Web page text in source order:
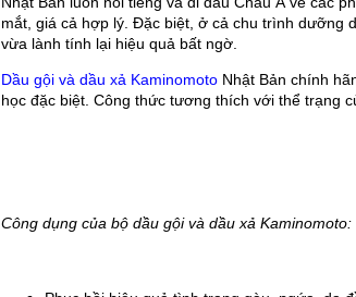
mắt, giá cả hợp lý. Đặc biệt, ở cả chu trình dưỡng
vừa lành tính lại hiệu quả bất ngờ.
Dầu gội và dầu xả Kaminomoto Nhật Bản chính
học đặc biệt. Công thức tương thích với thể trạng
Công dụng của bộ dầu gội và dầu xả Kaminomoto: